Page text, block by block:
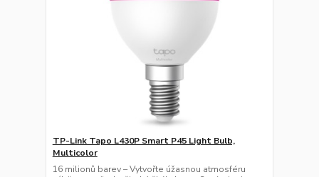
TP-Link Tapo L430P Smart P45 Light Bulb,
Multicolor
16 milionů barev – Vytvořte úžasnou atmosféru